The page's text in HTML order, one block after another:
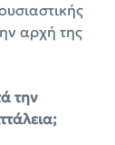
αρχή της
την